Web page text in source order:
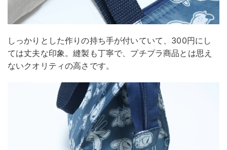
しっかりとした作りの持ち手が付いていて、300円にし
ては丈夫な印象。縫製も丁寧で、プチプラ商品とは思え
ないクオリティの高さです。